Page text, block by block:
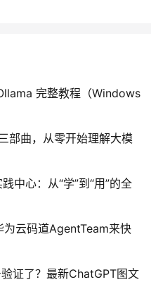
完整教程（Windows
部曲，从零开始理解大模
中心：从“学”到“用”的全
为云码道AgentTeam来快
证了？最新ChatGPT图文